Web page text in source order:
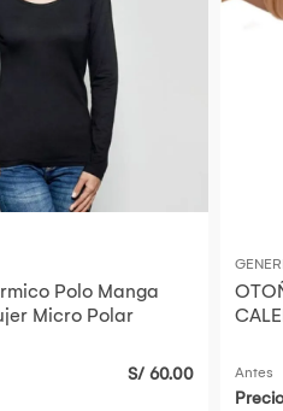
Polo Manga
Micro Polar
S/ 60.00 Antes
Precio